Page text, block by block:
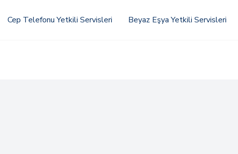
Cep Telefonu Yetkili Servisleri Beyaz Eşya Yetkili Servisleri